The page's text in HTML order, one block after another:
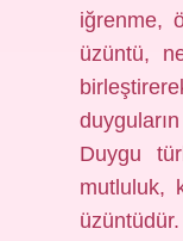
iğrenme,
üzüntü,
Duygu
mutluluk,